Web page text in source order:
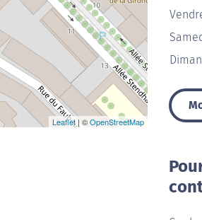
Leaflet| ©OpenStreetMap